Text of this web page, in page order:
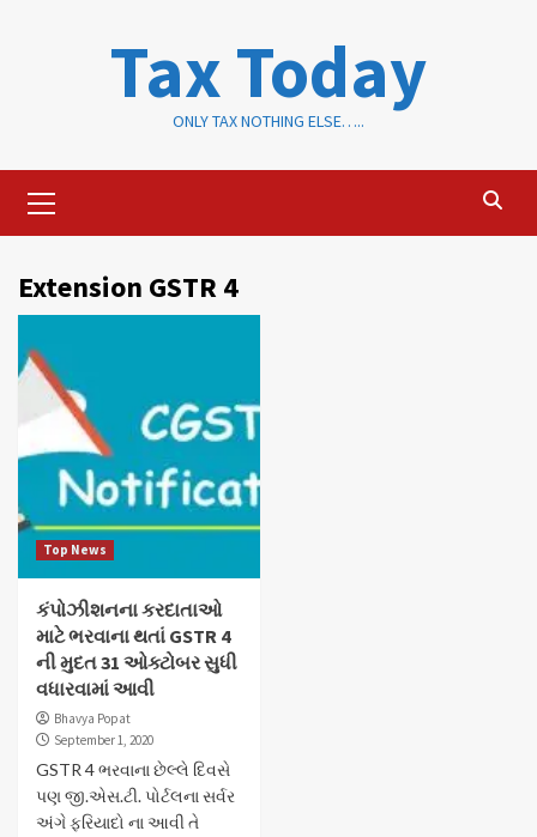
Tax Today
ONLY TAX NOTHING ELSE…..
Menu
Extension GSTR 4
Top News
કંપોઝીશનના કરદાતાઓ
માટે ભરવાના થતાં GSTR 4
ની મુદત 31 ઓક્ટોબર સુધી
વધારવામાં આવી
Bhavya Popat
September 1, 2020
GSTR 4 ભરવાના છેલ્લે દિવસે
પણ જી.એસ.ટી. પોર્ટલના સર્વર
અંગે ફરિયાદો ના આવી તે